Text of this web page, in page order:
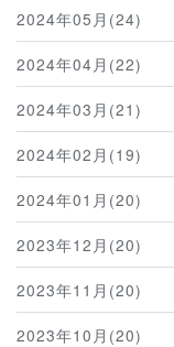
2024年05月(24)
2024年04月(22)
2024年03月(21)
2024年02月(19)
2024年01月(20)
2023年12月(20)
2023年11月(20)
2023年10月(20)